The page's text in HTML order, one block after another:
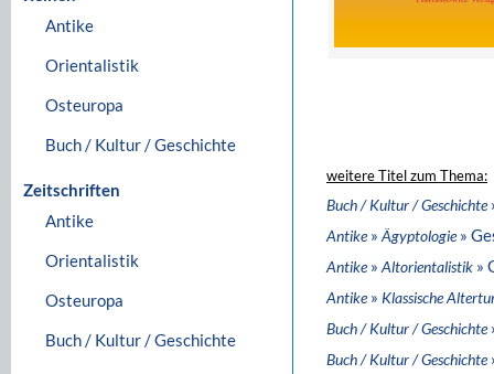
Antike
Orientalistik
Osteuropa
Buch / Kultur / Geschichte
Zeitschriften
Antike
Orientalistik
Osteuropa
Buch / Kultur / Geschichte
weitere Titel zum Thema:
Buch / Kultur / Geschichte
Antike» Ägyptologie»
Antike» Altorientalistik »
Antike» Klassische
Buch / Kultur / Geschichte
Buch / Kultur / Geschichte